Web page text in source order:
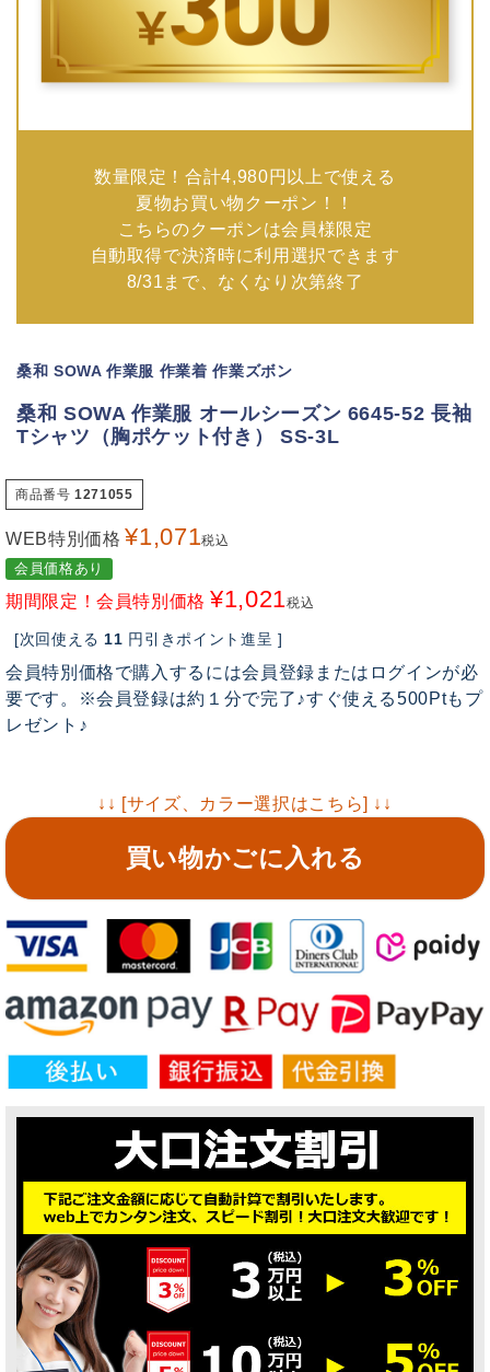
数量限定！合計4,980円以上で使える
夏物お買い物クーポン！！
こちらのクーポンは会員様限定
自動取得で決済時に利用選択できます
8/31まで、なくなり次第終了
桑和 SOWA 作業服 作業着 作業ズボン
桑和 SOWA 作業服 オールシーズン 6645-52 長袖
Tシャツ（胸ポケット付き） SS-3L
商品番号 1271055
WEB特別価格 ¥1,071税込
会員価格あり
期間限定！会員特別価格 ¥1,021税込
[次回使える 11 円引きポイント進呈 ]
会員特別価格で購入するには会員登録またはログインが必
要です。※会員登録は約１分で完了♪すぐ使える500Ptもプ
レゼント♪
↓↓ [サイズ、カラー選択はこちら] ↓↓
買い物かごに入れる